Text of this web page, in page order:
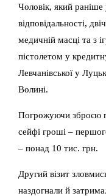
Чоловік, який раніше
відповідальності,
медичній масці та з
пістолетом у
Левчанівської у
Волині.
Погрожуючи зброєю
сейфі гроші –
– понад 10 тис. грн.
Другий візит
наздогнали й